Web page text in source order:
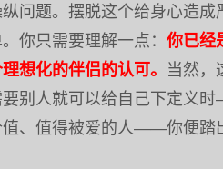
问题。摆脱这个给身心造成
你只需要理解一点： 你已经
想化的伴侣的认可。 当然，
别人就可以给自己下定义
、值得被爱的人——你便踏